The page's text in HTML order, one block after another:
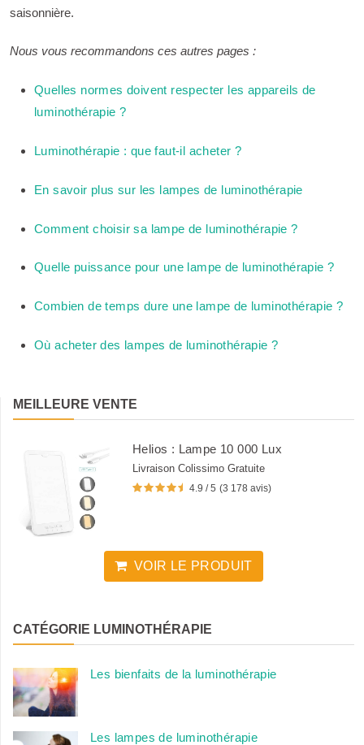
saisonnière.
Nous vous recommandons ces autres pages :
Quelles normes doivent respecter les appareils de
luminothérapie ?
Luminothérapie : que faut-il acheter ?
En savoir plus sur les lampes de luminothérapie
Comment choisir sa lampe de luminothérapie ?
Quelle puissance pour une lampe de luminothérapie ?
Combien de temps dure une lampe de luminothérapie ?
Où acheter des lampes de luminothérapie ?
MEILLEURE VENTE
Helios : Lampe 10 000 Lux
Livraison Colissimo Gratuite
4.9 / 5 (3 178 avis)
VOIR LE PRODUIT
CATÉGORIE LUMINOTHÉRAPIE
Les bienfaits de la luminothérapie
Les lampes de luminothérapie